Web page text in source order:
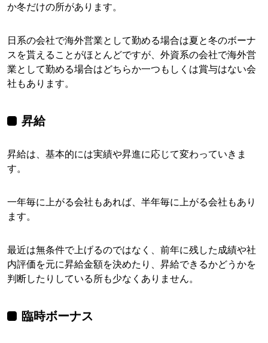
か冬だけの所があります。
日系の会社で海外営業として勤める場合は夏と冬のボーナ
スを貰えることがほとんどですが、外資系の会社で海外営
業として勤める場合はどちらか一つもしくは賞与はない会
社もあります。
昇給
昇給は、基本的には実績や昇進に応じて変わっていきま
す。
一年毎に上がる会社もあれば、半年毎に上がる会社もあり
ます。
最近は無条件で上げるのではなく、前年に残した成績や社
内評価を元に昇給金額を決めたり、昇給できるかどうかを
判断したりしている所も少なくありません。
臨時ボーナス